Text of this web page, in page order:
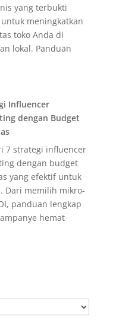
yang terbukti
meningkatkan
toko Anda di
lokal. Panduan
Influencer
dengan Budget
7 strategi influencer
dengan budget
yang efektif untuk
Dari memilih mikro-
panduan lengkap
hemat